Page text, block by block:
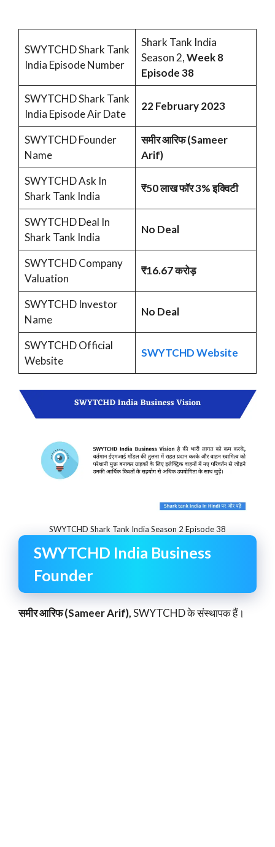
SWYTCHD Shark Tank
India Episode Number
Shark Tank India
Season 2,Week 8
Episode 38
SWYTCHD Shark Tank
India Episode Air Date
22 February 2023
SWYTCHD Founder
Name
समीर आरिफ (Sameer
Arif)
SWYTCHD Ask In
Shark Tank India
₹50 लाख फॉर 3% इक्विटी
SWYTCHD Deal In
Shark Tank India
No Deal
SWYTCHD Company
Valuation
₹16.67 करोड़
SWYTCHD Investor
Name
No Deal
SWYTCHD Official
Website
SWYTCHD Website
SWYTCHD Shark Tank India Season 2 Episode 38
SWYTCHD India Business
Founder
समीर आरिफ (Sameer Arif),SWYTCHD के संस्थापक हैं।